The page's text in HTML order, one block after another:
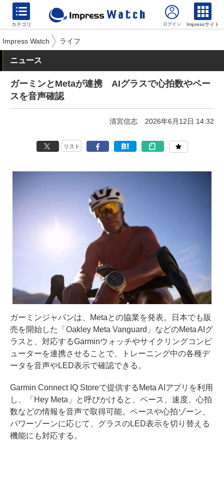
カテゴリ Impressサイト
Impress Watch ライフ
ニュース
ガーミンとMetaが連携 AIグラスで心拍数やペー
スを音声確認
清宮信志 2026年6月12日 14:32
リスト
ガーミンジャパンは、Metaとの協業を発表。日本でも販
売を開始した「Oakley Meta Vanguard」などのMeta AIグ
ラスと、対応するGarminウォッチやサイクリングコンピ
ューターを連携させることで、トレーニング中の各種デ
ータを音声やLED表示で確認できる。
Garmin Connect IQ Storeで提供するMeta AIアプリを利用
し、「Hey Meta」と呼びかけると、ペース、速度、心拍
数などの情報を音声で取得可能。ペースや心拍ゾーン、
パワーゾーンに応じて、グラスのLED表示を切り替える
機能にも対応する。